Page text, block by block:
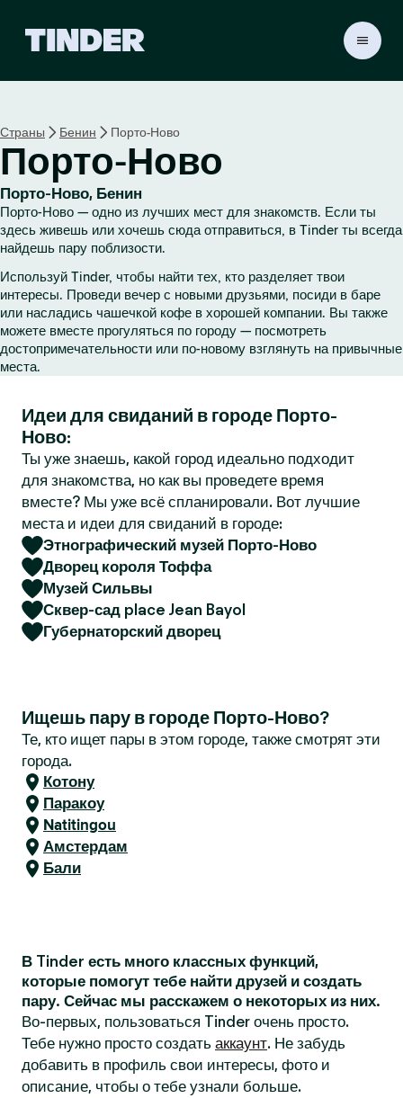
а
я
с
р
а
н
ц
а
T
i
n
r
Страны Бенин Порто-Ново
Порто-Ново
Порто-Ново, Бенин
Порто-Ново — одно из лучших мест для знакомств. Если ты
здесь живешь или хочешь сюда отправиться, в Tinder ты всегда
найдешь пару поблизости.
Используй Tinder, чтобы найти тех, кто разделяет твои
интересы. Проведи вечер с новыми друзьями, посиди в баре
или насладись чашечкой кофе в хорошей компании. Вы также
можете вместе прогуляться по городу — посмотреть
достопримечательности или по-новому взглянуть на привычные
места.
Идеи для свиданий в городе Порто-
Ново:
Ты уже знаешь, какой город идеально подходит
для знакомства, но как вы проведете время
вместе? Мы уже всё спланировали. Вот лучшие
места и идеи для свиданий в городе:
Этнографический музей Порто-Ново
Дворец короля Тоффа
Музей Сильвы
Сквер-сад place Jean Bayol
Губернаторский дворец
Ищешь пару в городе Порто-Ново?
Те, кто ищет пары в этом городе, также смотрят эти
города.
Котону
Паракоу
Natitingou
Амстердам
Бали
В Tinder есть много классных функций,
которые помогут тебе найти друзей и создать
пару. Сейчас мы расскажем о некоторых из них.
Во-первых, пользоваться Tinder очень просто.
Тебе нужно просто создать аккаунт. Не забудь
добавить в профиль свои интересы, фото и
описание, чтобы о тебе узнали больше.